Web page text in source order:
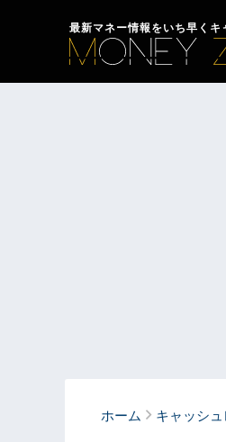
最新マネー情報をいち早くキ
ホーム キャッシュ